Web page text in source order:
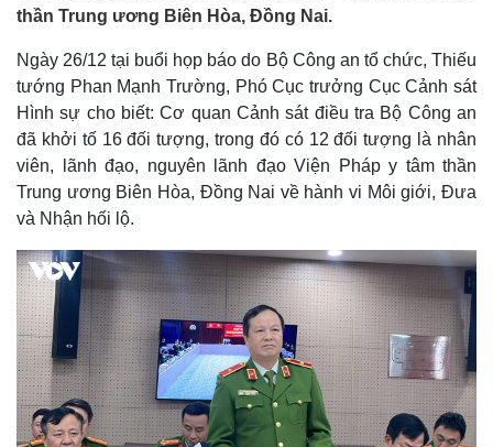
thần Trung ương Biên Hòa, Đồng Nai.
Ngày 26/12 tại buổi họp báo do Bộ Công an tổ chức, Thiếu
tướng Phan Mạnh Trường, Phó Cục trưởng Cục Cảnh sát
Hình sự cho biết: Cơ quan Cảnh sát điều tra Bộ Công an
đã khởi tố 16 đối tượng, trong đó có 12 đối tượng là nhân
viên, lãnh đạo, nguyên lãnh đạo Viện Pháp y tâm thần
Trung ương Biên Hòa, Đồng Nai về hành vi Môi giới, Đưa
và Nhận hối lộ.